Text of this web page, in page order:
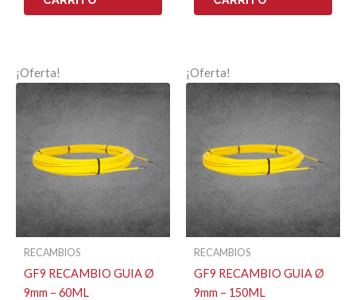
¡Oferta!
RECAMBIOS
GF9 RECAMBIO GUIA Ø
9mm – 60ML
¡Oferta!
RECAMBIOS
GF9 RECAMBIO GUIA Ø
9mm – 150ML